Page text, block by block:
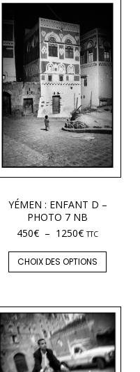
YÉMEN : ENFANT D –
PHOTO 7 NB
450€ – 1250€ TTC
CHOIX DES OPTIONS